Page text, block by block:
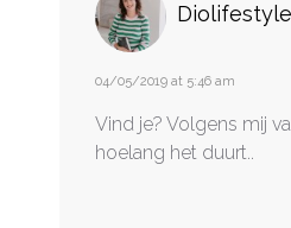
Diolifestyle
04/05/2019 at 5:46 am
Vind je? Volgens mij
hoelang het duurt..